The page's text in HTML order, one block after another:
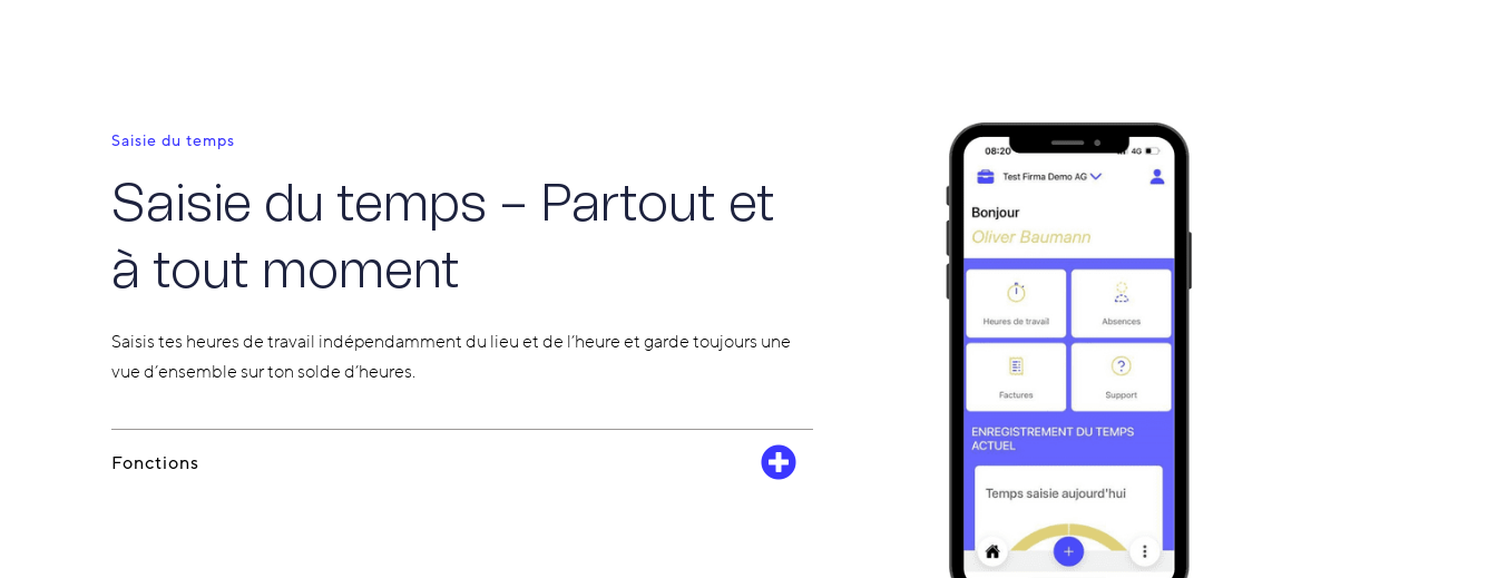
Saisie du temps
Saisie du temps – Partout et
à tout moment
Saisis tes heures de travail indépendamment du lieu et de l’heure et garde toujours une
vue d’ensemble sur ton solde d’heures.
Fonctions